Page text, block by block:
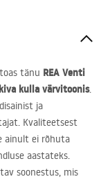
tänu REA Venti
kulla värvitoonis.
ja
Kvaliteetsest
ainult ei rõhuta
aastateks.
soonestus, mis